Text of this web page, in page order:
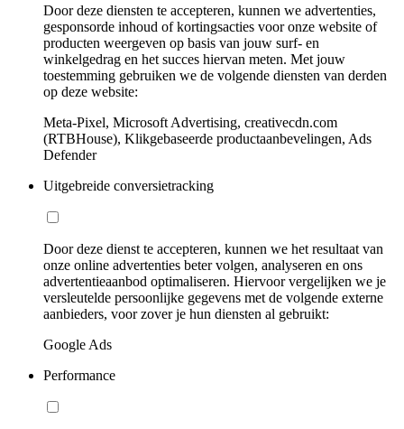
Door deze diensten te accepteren, kunnen we advertenties,
gesponsorde inhoud of kortingsacties voor onze website of
producten weergeven op basis van jouw surf- en
winkelgedrag en het succes hiervan meten. Met jouw
toestemming gebruiken we de volgende diensten van derden
op deze website:
Meta-Pixel, Microsoft Advertising, creativecdn.com
(RTBHouse), Klikgebaseerde productaanbevelingen, Ads
Defender
Uitgebreide conversietracking
Door deze dienst te accepteren, kunnen we het resultaat van
onze online advertenties beter volgen, analyseren en ons
advertentieaanbod optimaliseren. Hiervoor vergelijken we je
versleutelde persoonlijke gegevens met de volgende externe
aanbieders, voor zover je hun diensten al gebruikt:
Google Ads
Performance